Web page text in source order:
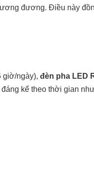
đương. Điều này
giờ/ngày), đèn pha LED
kể theo thời gian
mẽ, đảm bảo khả năng